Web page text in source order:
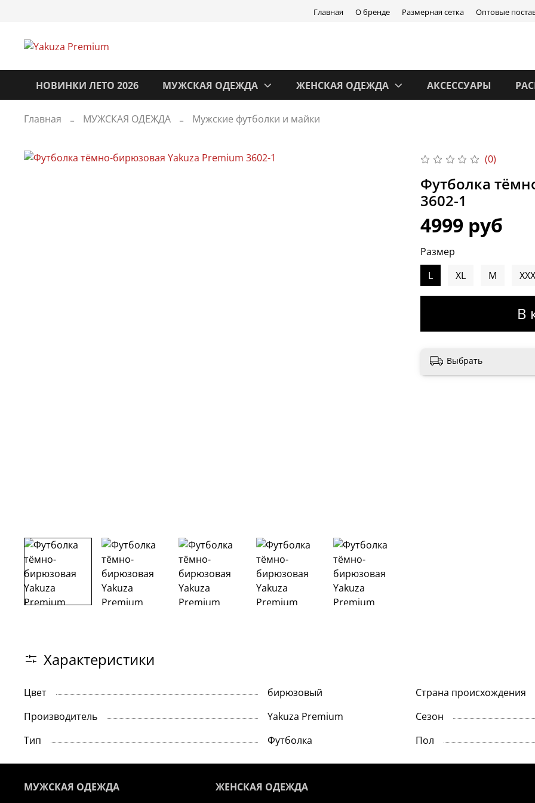
Главная О бренде Размерная сетка Оптовые
НОВИНКИ ЛЕТО 2026 МУЖСКАЯ ОДЕЖДА ЖЕНСКАЯ ОДЕЖДА АКСЕССУАРЫ
Главная МУЖСКАЯ ОДЕЖДА Мужские футболки и майки
(0)
Футболка
3602-1
4999 руб
В
Размер
L
XL M
Выбрать
Характеристики
Цвет бирюзовый Страна происхождения
Производитель
Yakuza Premium Сезон
Тип
Футболка Пол
МУЖСКАЯ ОДЕЖДА ЖЕНСКАЯ ОДЕЖДА